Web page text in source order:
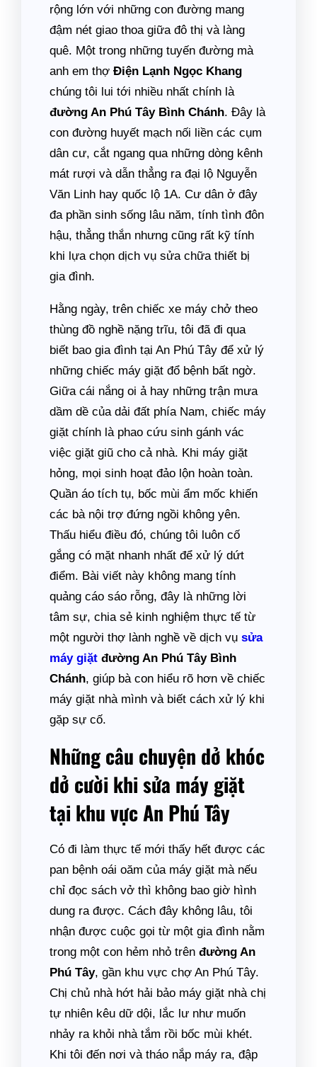
rộng lớn với những con đường mang
đậm nét giao thoa giữa đô thị và làng
quê. Một trong những tuyến đường mà
anh em thợ Điện Lạnh Ngọc Khang
chúng tôi lui tới nhiều nhất chính là
đường An Phú Tây Bình Chánh. Đây là
con đường huyết mạch nối liền các cụm
dân cư, cắt ngang qua những dòng kênh
mát rượi và dẫn thẳng ra đại lộ Nguyễn
Văn Linh hay quốc lộ 1A. Cư dân ở đây
đa phần sinh sống lâu năm, tính tình đôn
hậu, thẳng thắn nhưng cũng rất kỹ tính
khi lựa chọn dịch vụ sửa chữa thiết bị
gia đình.
Hằng ngày, trên chiếc xe máy chở theo
thùng đồ nghề nặng trĩu, tôi đã đi qua
biết bao gia đình tại An Phú Tây để xử lý
những chiếc máy giặt đổ bệnh bất ngờ.
Giữa cái nắng oi ả hay những trận mưa
dầm dề của dải đất phía Nam, chiếc máy
giặt chính là phao cứu sinh gánh vác
việc giặt giũ cho cả nhà. Khi máy giặt
hỏng, mọi sinh hoạt đảo lộn hoàn toàn.
Quần áo tích tụ, bốc mùi ẩm mốc khiến
các bà nội trợ đứng ngồi không yên.
Thấu hiểu điều đó, chúng tôi luôn cố
gắng có mặt nhanh nhất để xử lý dứt
điểm. Bài viết này không mang tính
quảng cáo sáo rỗng, đây là những lời
tâm sự, chia sẻ kinh nghiệm thực tế từ
một người thợ lành nghề về dịch vụ sửa
máy giặt đường An Phú Tây Bình
Chánh, giúp bà con hiểu rõ hơn về chiếc
máy giặt nhà mình và biết cách xử lý khi
gặp sự cố.
Những câu chuyện dở khóc
dở cười khi sửa máy giặt
tại khu vực An Phú Tây
Có đi làm thực tế mới thấy hết được các
pan bệnh oái oăm của máy giặt mà nếu
chỉ đọc sách vở thì không bao giờ hình
dung ra được. Cách đây không lâu, tôi
nhận được cuộc gọi từ một gia đình nằm
trong một con hẻm nhỏ trên đường An
Phú Tây, gần khu vực chợ An Phú Tây.
Chị chủ nhà hớt hải bảo máy giặt nhà chị
tự nhiên kêu dữ dội, lắc lư như muốn
nhảy ra khỏi nhà tắm rồi bốc mùi khét.
Khi tôi đến nơi và tháo nắp máy ra, đập